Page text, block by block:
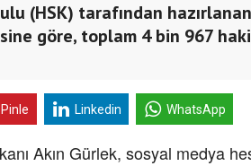
(HSK) tarafından
göre, toplam 4 bin 967
Pinle Linkedin WhatsApp
Akın Gürlek, sosyal medya